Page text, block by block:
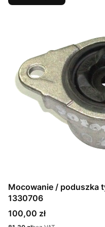
Mocowanie / poduszka
1330706
Cena
100,00 zł